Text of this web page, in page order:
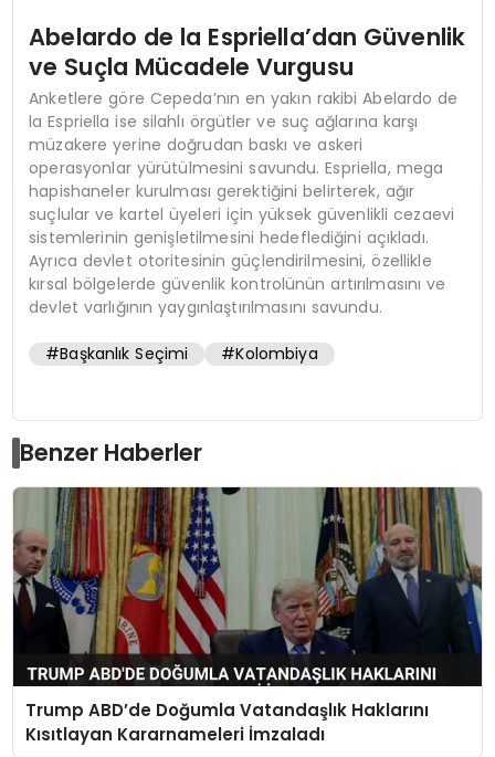
Abelardo de la Espriella’dan Güvenlik
ve Suçla Mücadele Vurgusu
Anketlere göre Cepeda’nın en yakın rakibi Abelardo de
la Espriella ise silahlı örgütler ve suç ağlarına karşı
müzakere yerine doğrudan baskı ve askeri
operasyonlar yürütülmesini savundu. Espriella, mega
hapishaneler kurulması gerektiğini belirterek, ağır
suçlular ve kartel üyeleri için yüksek güvenlikli cezaevi
sistemlerinin genişletilmesini hedeflediğini açıkladı.
Ayrıca devlet otoritesinin güçlendirilmesini, özellikle
kırsal bölgelerde güvenlik kontrolünün artırılmasını ve
devlet varlığının yaygınlaştırılmasını savundu.
#Başkanlık Seçimi #Kolombiya
Benzer Haberler
Trump ABD’de Doğumla Vatandaşlık Haklarını
Kısıtlayan Kararnameleri İmzaladı